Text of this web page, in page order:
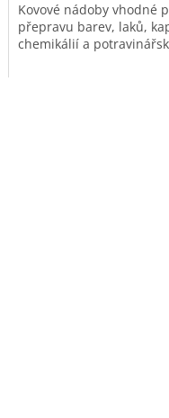
Kovové nádoby vhodné
přepravu barev, laků,
chemikálií a